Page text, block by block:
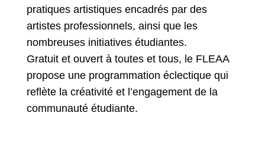
pratiques artistiques encadrés par des
artistes professionnels, ainsi que les
nombreuses initiatives étudiantes.
Gratuit et ouvert à toutes et tous, le FLEAA
propose une programmation éclectique qui
reflète la créativité et l’engagement de la
communauté étudiante.